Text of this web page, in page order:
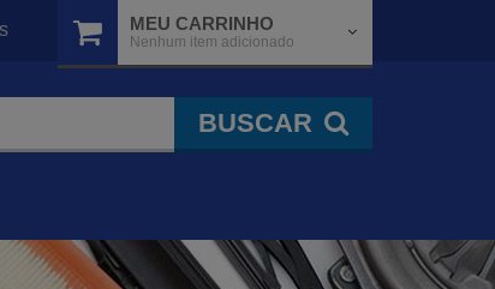
MEU CARRINHO
Nenhum item adicionado
BUSCAR